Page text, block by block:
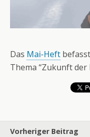
Das Mai-Heft
Thema “Zukunft der
Vorheriger Beitrag